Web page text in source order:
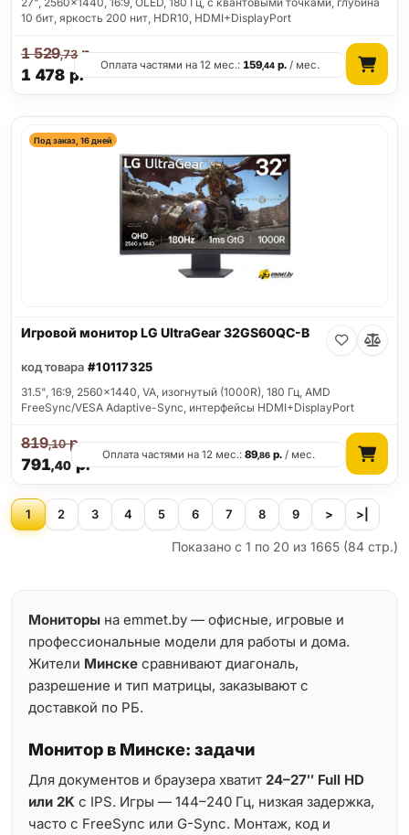
10 бит, яркость 200 нит, HDR10, HDMI+DisplayPort
1 478 р.
1 529,73р.
Оплата частями на 12 мес.:159,44 р. / мес.
Под заказ, 16 дней
Игровой монитор LG UltraGear 32GS60QC-B
код товара #10117325
31.5", 16:9, 2560x1440, VA, изогнутый (1000R), 180 Гц, AMD
FreeSync/VESA Adaptive-Sync, интерфейсы HDMI+DisplayPort
791,40р.
819,10р.
Оплата частями на 12 мес.:89,86 р. / мес.
1 2 3 4 5 6 7 8 9 > >|
Показано с 1 по 20 из 1665 (84 стр.)
Мониторы на emmet.by — офисные, игровые и
профессиональные модели для работы и дома.
Жители Минске сравнивают диагональ,
разрешение и тип матрицы, заказывают с
доставкой по РБ.
Монитор в Минске: задачи
Для документов и браузера хватит 24–27″ Full HD
или 2K с IPS. Игры — 144–240 Гц, низкая задержка,
часто с FreeSync или G-Sync. Монтаж, код и